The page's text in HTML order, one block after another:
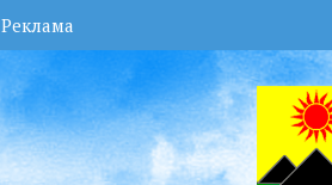
Реклама